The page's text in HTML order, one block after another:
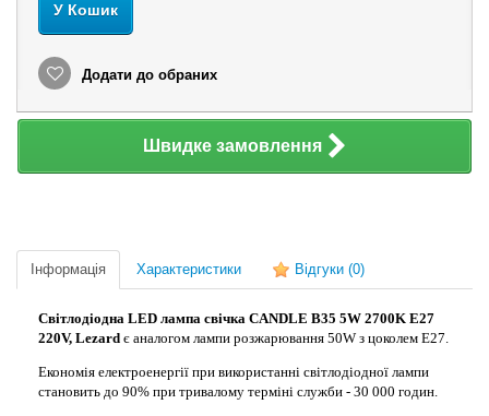
У Кошик
Додати до обраних
Швидке замовлення
Інформація Характеристики Відгуки (0)
Світлодіодна LED лампа свічка CANDLE B35 5W 2700K E27
220V, Lezard є аналогом лампи розжарювання 50W з цоколем Е27.
Економія електроенергії при використанні світлодіодної лампи
становить до 90% при тривалому терміні служби - 30 000 годин.